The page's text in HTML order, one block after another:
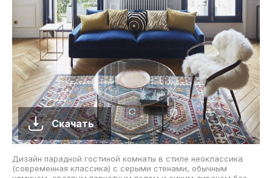
Скачать
Дизайн парадной гостиной комнаты в стиле неоклассика
(современная классика) с серыми стенами, обычным